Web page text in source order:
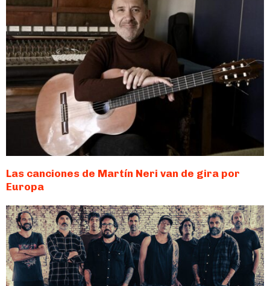
Las canciones de Martín Neri van de gira por
Europa